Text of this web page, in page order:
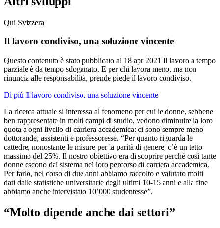
Qui Svizzera
Il lavoro condiviso, una soluzione vincente
Questo contenuto è stato pubblicato al 18 apr 2021 Il lavoro a tempo
parziale è da tempo sdoganato. E per chi lavora meno, ma non
rinuncia alle responsabilità, prende piede il lavoro condiviso.
Di più Il lavoro condiviso, una soluzione vincente
La ricerca attuale si interessa al fenomeno per cui le donne, sebbene
ben rappresentate in molti campi di studio, vedono diminuire la loro
quota a ogni livello di carriera accademica: ci sono sempre meno
dottorande, assistenti e professoresse. “Per quanto riguarda le
cattedre, nonostante le misure per la parità di genere, c’è un tetto
massimo del 25%. Il nostro obiettivo era di scoprire perché così tante
donne escono dal sistema nel loro percorso di carriera accademica.
Per farlo, nel corso di due anni abbiamo raccolto e valutato molti
dati dalle statistiche universitarie degli ultimi 10-15 anni e alla fine
abbiamo anche intervistato 10’000 studentesse”.
“Molto dipende anche dai settori”